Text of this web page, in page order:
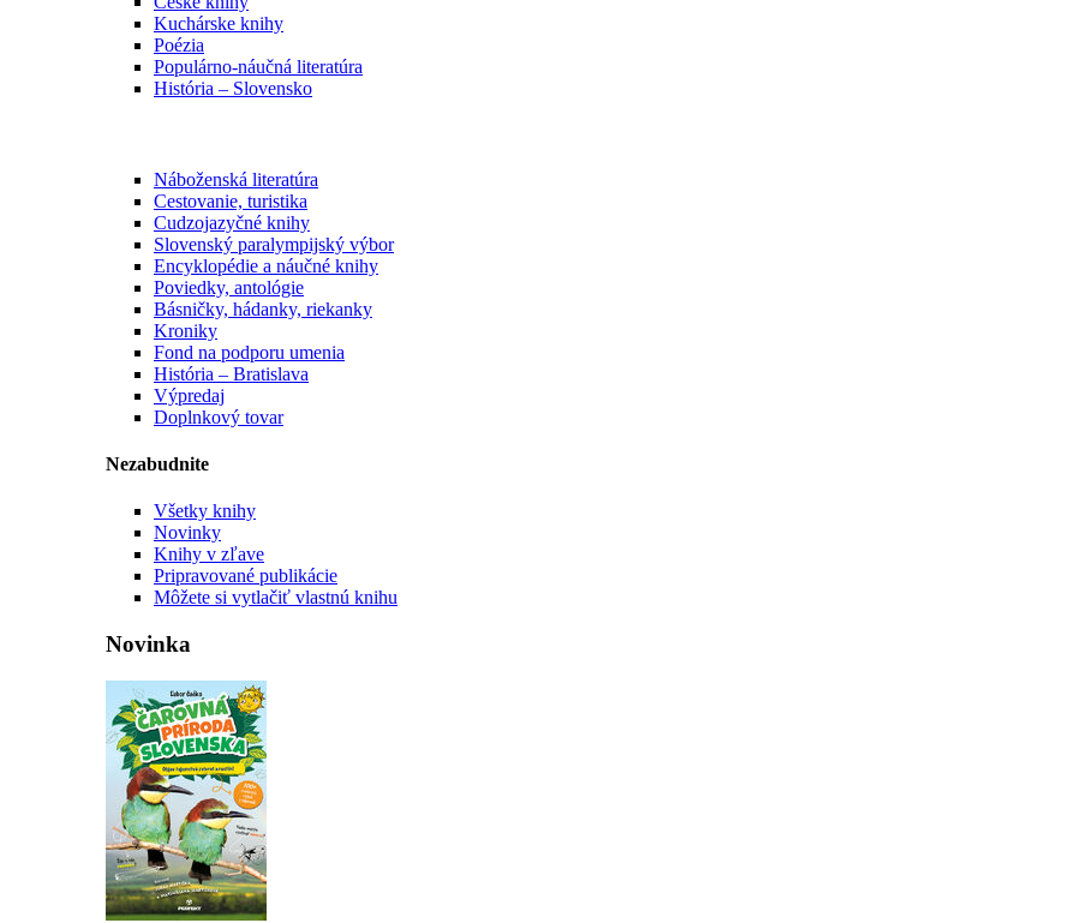
Kuchárske knihy
Poézia
Populárno-náučná literatúra
História – Slovensko
Náboženská literatúra
Cestovanie, turistika
Cudzojazyčné knihy
Slovenský paralympijský výbor
Encyklopédie a náučné knihy
Poviedky, antológie
Básničky, hádanky, riekanky
Kroniky
Fond na podporu umenia
História – Bratislava
Výpredaj
Doplnkový tovar
Nezabudnite
Všetky knihy
Novinky
Knihy v zľave
Pripravované publikácie
Môžete si vytlačiť vlastnú knihu
Novinka